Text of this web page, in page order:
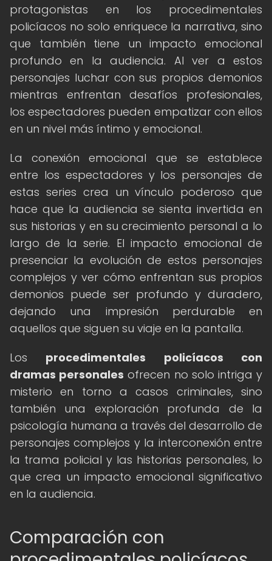
protagonistas en los procedimentales
policíacos no solo enriquece la narrativa, sino
que también tiene un impacto emocional
profundo en la audiencia. Al ver a estos
personajes luchar con sus propios demonios
mientras enfrentan desafíos profesionales,
los espectadores pueden empatizar con ellos
en un nivel más íntimo y emocional.
La conexión emocional que se establece
entre los espectadores y los personajes de
estas series crea un vínculo poderoso que
hace que la audiencia se sienta invertida en
sus historias y en su crecimiento personal a lo
largo de la serie. El impacto emocional de
presenciar la evolución de estos personajes
complejos y ver cómo enfrentan sus propios
demonios puede ser profundo y duradero,
dejando una impresión perdurable en
aquellos que siguen su viaje en la pantalla.
Los procedimentales policíacos con
dramas personales ofrecen no solo intriga y
misterio en torno a casos criminales, sino
también una exploración profunda de la
psicología humana a través del desarrollo de
personajes complejos y la interconexión entre
la trama policial y las historias personales, lo
que crea un impacto emocional significativo
en la audiencia.
Comparación con